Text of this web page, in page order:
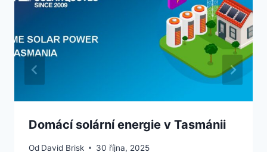
Domácí solární energie v Tasmánii
Od David Brisk 30 října, 2025